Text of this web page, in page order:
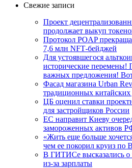
Свежие записи
Проект
продолжает выкуп
Протокол POAP
7,6 млн NFT‑бейджей
Для устоявшегося
исторические перемены!
важных предложения!
Фасад магазина Urban
традиционных
ЦБ оценил ставки
для застройщиков России
ЕС направит Киеву
замороженных активов
«Жить еще больше
чем ее покорил круиз по
В ГИТИСе высказались о
из-за зарплаты